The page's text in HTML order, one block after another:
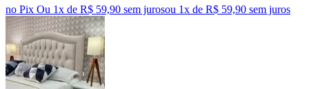
no Pix Ou 1x de R$ 59,90 sem jurosou 1x de R$ 59,90 sem juros